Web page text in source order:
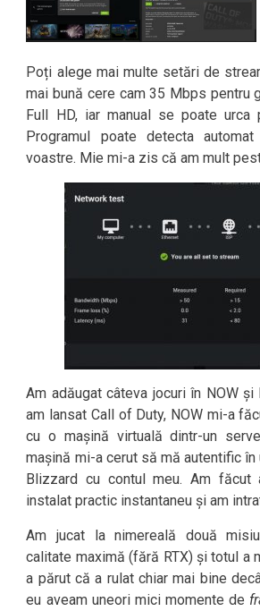
Poți alege mai multe setări de
mai bună cere cam 35 Mbps pentru
Full HD, iar manual se poate urca
Programul poate detecta
voastre. Mie mi-a zis că am mult
Am adăugat câteva jocuri în NOW și
am lansat Call of Duty, NOW mi-a
cu o mașină virtuală dintr-un
mașină mi-a cerut să mă autentific
Blizzard cu contul meu. Am făcut
instalat practic instantaneu și am
Am jucat la nimereală două
calitate maximă (fără RTX) și totul a
a părut că a rulat chiar mai bine
eu aveam uneori mici momente de